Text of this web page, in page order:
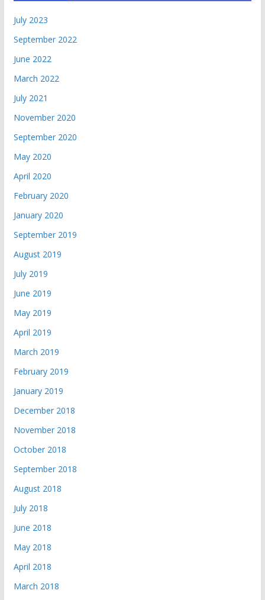
July 2023
September 2022
June 2022
March 2022
July 2021
November 2020
September 2020
May 2020
April 2020
February 2020
January 2020
September 2019
August 2019
July 2019
June 2019
May 2019
April 2019
March 2019
February 2019
January 2019
December 2018
November 2018
October 2018
September 2018
August 2018
July 2018
June 2018
May 2018
April 2018
March 2018